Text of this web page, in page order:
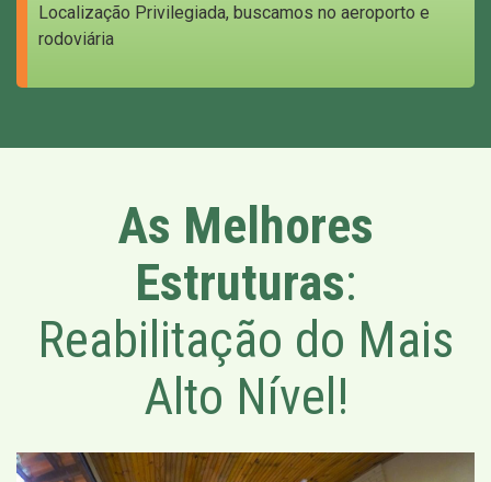
Localização Privilegiada, buscamos no aeroporto e
rodoviária
As Melhores
Estruturas:
Reabilitação do Mais
Alto Nível!